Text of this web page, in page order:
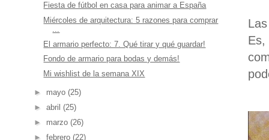
Es,
Fiesta de fútbol en casa para animar a España
Miércoles de arquitectura: 5 razones para comprar
El armario perfecto: 7. Qué tirar y qué guardar!
Fondo de armario para bodas y demás!
Mi wishlist de la semana XIX
► mayo (25)
► abril (25)
► marzo (26)
► febrero (22)